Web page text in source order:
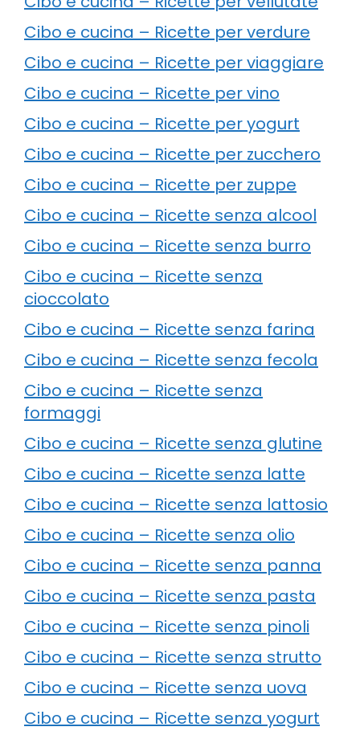
Cibo e cucina – Ricette per verdure
Cibo e cucina – Ricette per viaggiare
Cibo e cucina – Ricette per vino
Cibo e cucina – Ricette per yogurt
Cibo e cucina – Ricette per zucchero
Cibo e cucina – Ricette per zuppe
Cibo e cucina – Ricette senza alcool
Cibo e cucina – Ricette senza burro
Cibo e cucina – Ricette senza
cioccolato
Cibo e cucina – Ricette senza farina
Cibo e cucina – Ricette senza fecola
Cibo e cucina – Ricette senza
formaggi
Cibo e cucina – Ricette senza glutine
Cibo e cucina – Ricette senza latte
Cibo e cucina – Ricette senza lattosio
Cibo e cucina – Ricette senza olio
Cibo e cucina – Ricette senza panna
Cibo e cucina – Ricette senza pasta
Cibo e cucina – Ricette senza pinoli
Cibo e cucina – Ricette senza strutto
Cibo e cucina – Ricette senza uova
Cibo e cucina – Ricette senza yogurt